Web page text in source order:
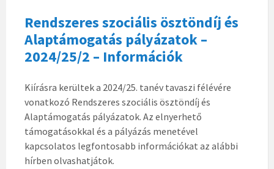
Rendszeres szociális ösztöndíj és
Alaptámogatás pályázatok –
2024/25/2 – Információk
Kiírásra kerültek a 2024/25. tanév tavaszi félévére
vonatkozó Rendszeres szociális ösztöndíj és
Alaptámogatás pályázatok. Az elnyerhető
támogatásokkal és a pályázás menetével
kapcsolatos legfontosabb információkat az alábbi
hírben olvashatjátok.